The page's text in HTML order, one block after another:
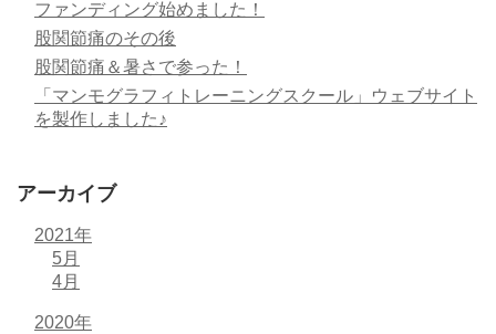
ファンディング始めました！
股関節痛のその後
股関節痛＆暑さで参った！
「マンモグラフィトレーニングスクール」ウェブサイト
を製作しました♪
アーカイブ
2021年
5月
4月
2020年